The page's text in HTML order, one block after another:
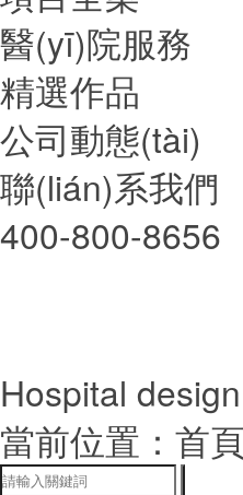
醫(yī)院服務
精選作品
公司動態(tài)
聯(lián)系我們
400-800-8656
Hospital
當前位置： 首頁